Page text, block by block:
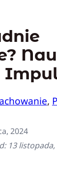
,
2024
13 listopada,